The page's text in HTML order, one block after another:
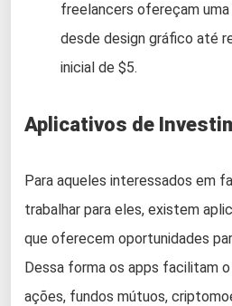
freelancers ofereçam
desde design gráfico até
inicial de $5.
Aplicativos de
Para aqueles interessados em
trabalhar para eles, existem
que oferecem oportunidades
Dessa forma os apps facilitam
ações, fundos mútuos,